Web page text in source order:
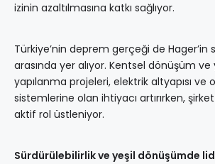
izinin azaltılmasına katkı sağlıyor.
Türkiye’nin deprem gerçeği de Hager’in
arasında yer alıyor. Kentsel dönüşüm
yapılanma projeleri, elektrik altyapısı ve
sistemlerine olan ihtiyacı artırırken,
aktif rol üstleniyor.
Sürdürülebilirlik ve yeşil dönüşümde